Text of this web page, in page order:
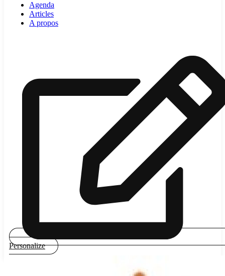
Agenda
Articles
A propos
Personalize